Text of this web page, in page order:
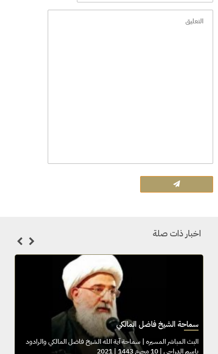
اخبار ذات صلة
سماحة الشيخ فاضل المالكي
البث المباشر المسيره | سماحة آية الله الشيخ فاضل المالكي
باسم الدراجي | 10 محرم 1443 | 2021